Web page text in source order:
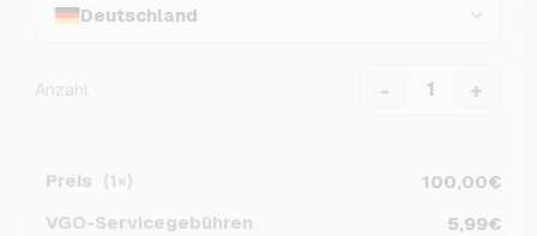
Deutschland
Anzahl - +
Preis (1×)
100,00€
VGO-Servicegebühren
5,99€